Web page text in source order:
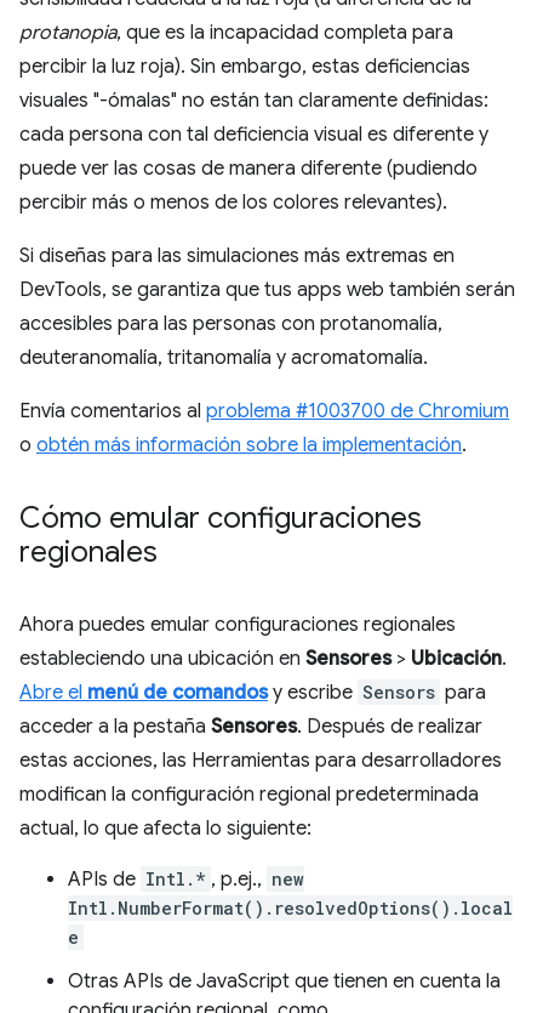
protanopia, que es la incapacidad completa para
percibir la luz roja). Sin embargo, estas deficiencias
visuales "-ómalas" no están tan claramente definidas:
cada persona con tal deficiencia visual es diferente y
puede ver las cosas de manera diferente (pudiendo
percibir más o menos de los colores relevantes).
Si diseñas para las simulaciones más extremas en
DevTools, se garantiza que tus apps web también serán
accesibles para las personas con protanomalía,
deuteranomalía, tritanomalía y acromatomalía.
Envía comentarios al problema #1003700 de Chromium
o obtén más información sobre la implementación.
Cómo emular configuraciones
regionales
Ahora puedes emular configuraciones regionales
estableciendo una ubicación en Sensores> Ubicación.
Abre el menú de comandosy escribe Sensors para
acceder a la pestaña Sensores. Después de realizar
estas acciones, las Herramientas para desarrolladores
modifican la configuración regional predeterminada
actual, lo que afecta lo siguiente:
APIs de Intl.* , p.ej., new
Intl.NumberFormat().resolvedOptions().local
e
Otras APIs de JavaScript que tienen en cuenta la